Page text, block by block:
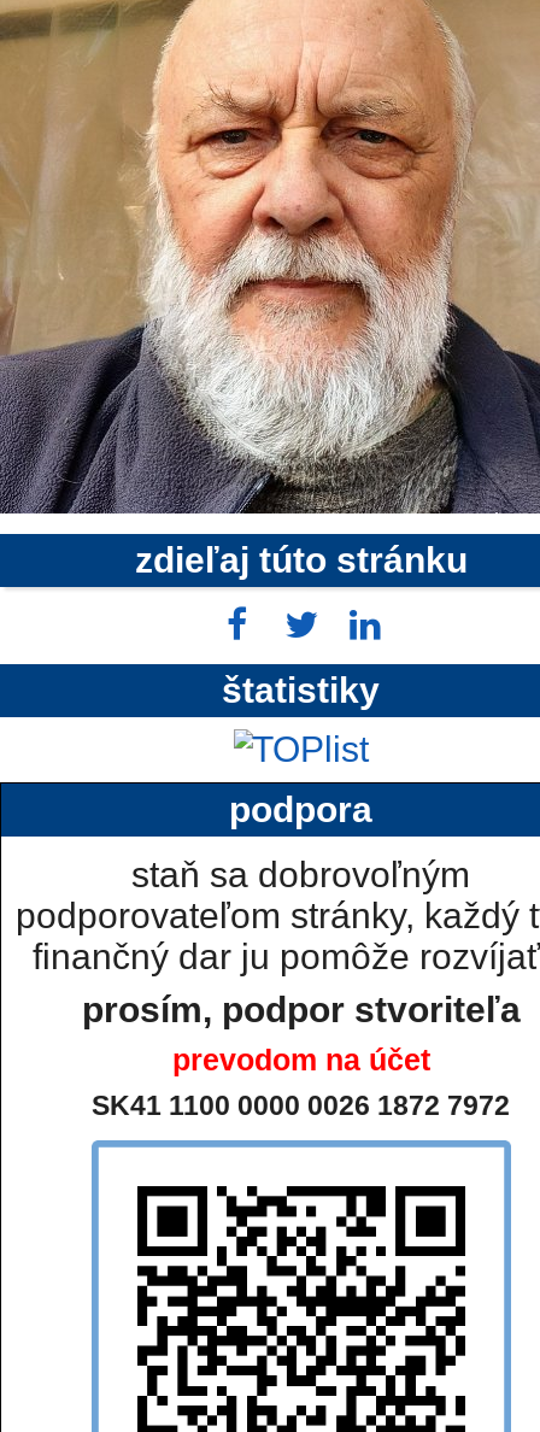
zdieľaj túto stránku
štatistiky
podpora
staň sa dobrovoľným
podporovateľom stránky, každý
finančný dar ju pomôže
prosím, podpor stvoriteľa
prevodom na účet
SK41 1100 0000 0026 1872 7972